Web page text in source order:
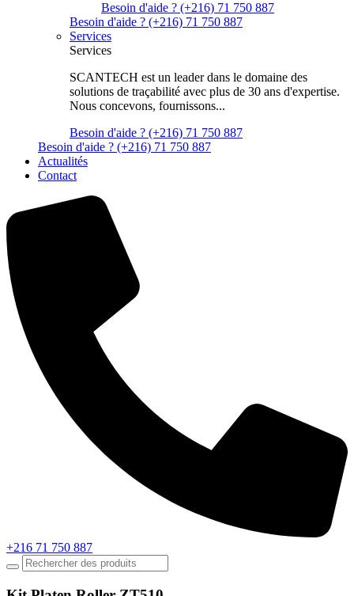
Besoin d'aide ? (+216) 71 750 887
Besoin d'aide ? (+216) 71 750 887
Services
Services
SCANTECH est un leader dans le domaine des
solutions de traçabilité avec plus de 30 ans d'expertise.
Nous concevons, fournissons...
Besoin d'aide ? (+216) 71 750 887
Besoin d'aide ? (+216) 71 750 887
Actualités
Contact
+216 71 750 887